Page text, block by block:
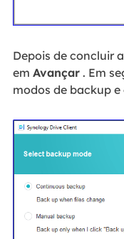
Depois de concluir
em Avançar. Em
modos de backup